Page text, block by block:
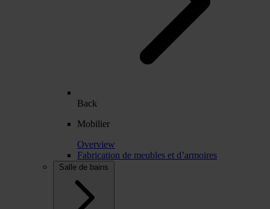
Back
Mobilier
Overview
Fabrication de meubles et d’armoires
Salle de bains